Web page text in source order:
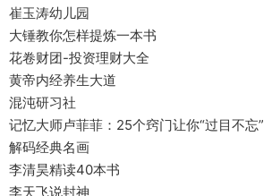
崔玉涛幼儿园
大锤教你怎样提炼一本书
花卷财团-投资理财大全
黄帝内经养生大道
混沌研习社
记忆大师卢菲菲：25个窍门让你“过目不忘”
解码经典名画
李清昊精读40本书
李天飞说封神